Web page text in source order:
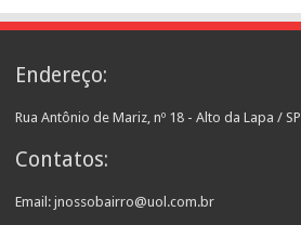
Endereço:
Rua Antônio de Mariz, nº 18 - Alto da Lapa / SP
Contatos:
Email: jnossobairro@uol.com.br